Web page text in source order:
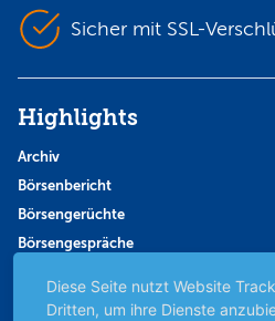
Sicher mit SSL-
Highlights
Archiv
Börsenbericht
Börsengerüchte
Börsengespräche
Favoriten
Diese Seite nutzt Website
Dritten, um ihre Dienste